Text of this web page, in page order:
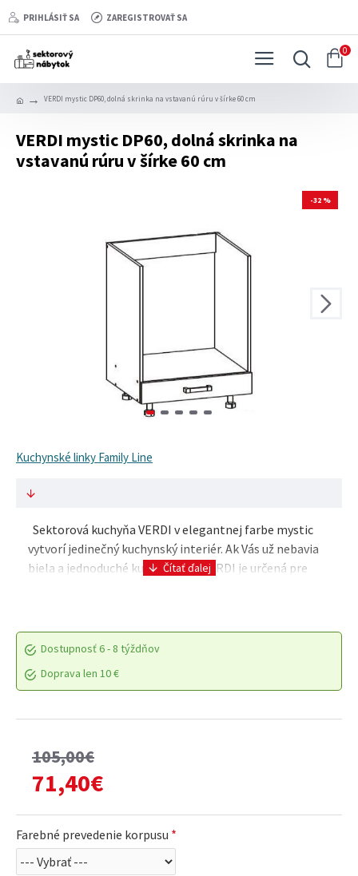
PRIHLÁSIŤ SA ZAREGISTROVAŤ SA
0
VERDI mystic DP60, dolná skrinka na vstavanú rúru v šírke 60 cm
VERDI mystic DP60, dolná skrinka na
vstavanú rúru v šírke 60 cm
-32 %
Kuchynské linky Family Line
Sektorová kuchyňa VERDI v elegantnej farbe mystic
vytvorí jedinečný kuchynský interiér. Ak Vás už nebavia
biela a jednoduché kuchyne, tak VERDI je určená pre
Dostupnosť6 - 8 týždňov
Doprava len 10 €
105,00€
71,40€
Farebné prevedenie korpusu